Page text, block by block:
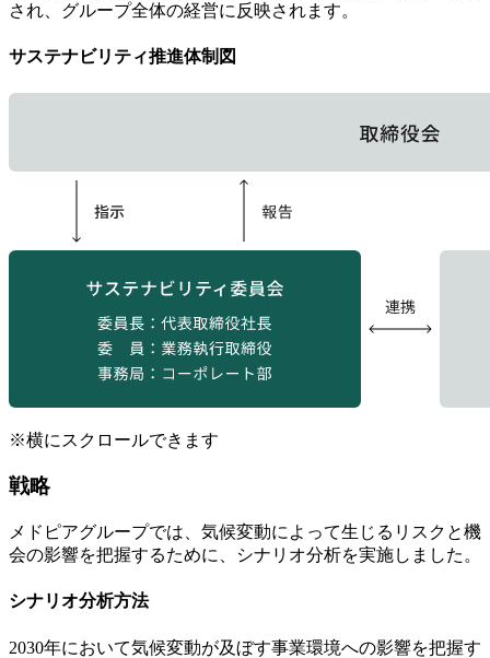
され、グループ全体の経営に反映されます。
サステナビリティ推進体制図
※横にスクロールできます
戦略
メドピアグループでは、気候変動によって生じるリスクと機
会の影響を把握するために、シナリオ分析を実施しました。
シナリオ分析方法
2030年において気候変動が及ぼす事業環境への影響を把握す